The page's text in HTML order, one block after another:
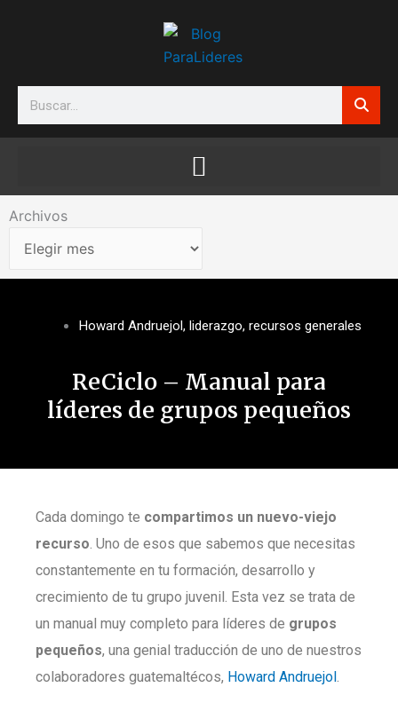
Search
Archivos
Archivos
Howard Andruejol, liderazgo, recursos generales
ReCiclo – Manual para
líderes de grupos pequeños
Cada domingo te compartimos un nuevo-viejo
recurso. Uno de esos que sabemos que necesitas
constantemente en tu formación, desarrollo y
crecimiento de tu grupo juvenil. Esta vez se trata de
un manual muy completo para líderes de grupos
pequeños, una genial traducción de uno de nuestros
colaboradores guatemaltécos, Howard Andruejol.